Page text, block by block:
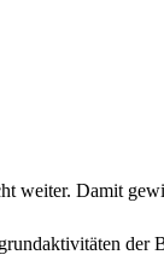
weiter. Damit
der